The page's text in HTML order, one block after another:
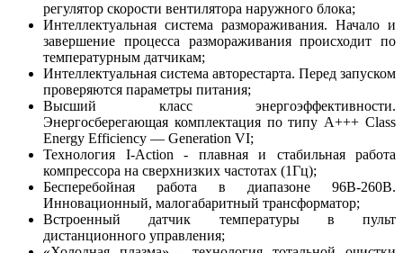
регулятор скорости вентилятора наружного блока;
Интеллектуальная система размораживания. Начало и
завершение процесса размораживания происходит по
температурным датчикам;
Интеллектуальная система авторестарта. Перед запуском
проверяются параметры питания;
Высший класс энергоэффективности.
Энергосберегающая комплектация по типу A+++ Class
Energy Efficiency — Generation VI;
Технология I-Action - плавная и стабильная работа
компрессора на сверхнизких частотах (1Гц);
Бесперебойная работа в диапазоне 96В-260В.
Инновационный, малогабаритный трансформатор;
Встроенный датчик температуры в пульт
дистанционного управления;